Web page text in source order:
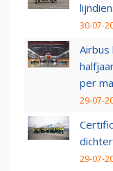
30-07-
per
29-07-
29-07-